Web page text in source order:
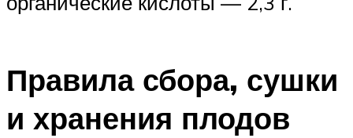
Правила сбора, сушки
и хранения плодов